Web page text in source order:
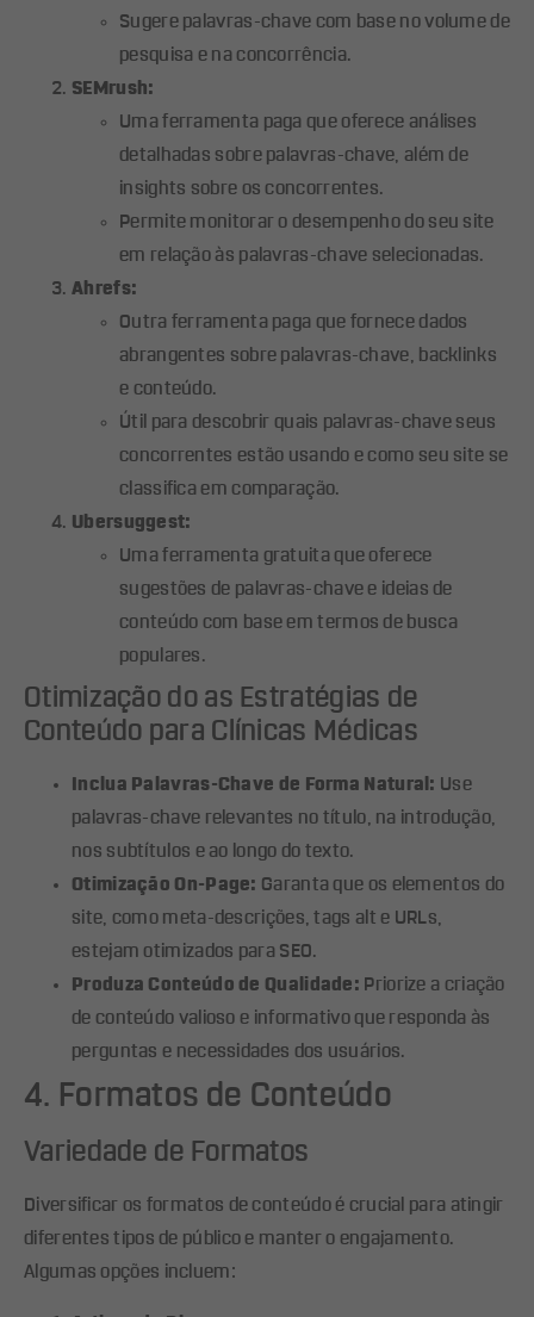
Sugere palavras-chave com base no volume de
pesquisa e na concorrência.
SEMrush:
Uma ferramenta paga que oferece análises
detalhadas sobre palavras-chave, além de
insights sobre os concorrentes.
Permite monitorar o desempenho do seu site
em relação às palavras-chave selecionadas.
Ahrefs:
Outra ferramenta paga que fornece dados
abrangentes sobre palavras-chave, backlinks
e conteúdo.
Útil para descobrir quais palavras-chave seus
concorrentes estão usando e como seu site se
classifica em comparação.
Ubersuggest:
Uma ferramenta gratuita que oferece
sugestões de palavras-chave e ideias de
conteúdo com base em termos de busca
populares.
Otimização do as Estratégias de
Conteúdo para Clínicas Médicas
Inclua Palavras-Chave de Forma Natural: Use
palavras-chave relevantes no título, na introdução,
nos subtítulos e ao longo do texto.
Otimização On-Page: Garanta que os elementos do
site, como meta-descrições, tags alt e URLs,
estejam otimizados para SEO.
Produza Conteúdo de Qualidade: Priorize a criação
de conteúdo valioso e informativo que responda às
perguntas e necessidades dos usuários.
4. Formatos de Conteúdo
Variedade de Formatos
Diversificar os formatos de conteúdo é crucial para atingir
diferentes tipos de público e manter o engajamento.
Algumas opções incluem: